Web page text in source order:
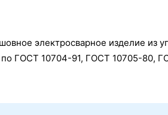
электросварное изделие из
по ГОСТ 10704-91, ГОСТ 10705-80,